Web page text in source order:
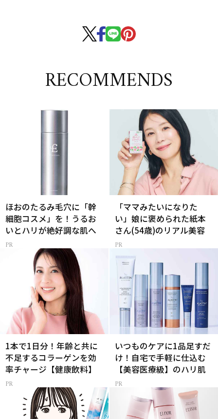
RECOMMENDS
ほおのたるみ毛穴に「幹
細胞コスメ」を！うるお
いとハリが絶好調な肌へ
「ママみたいになりた
い」娘に褒められた紙本
さん(54歳)のリアル美容
1本で1日分！年齢と共に
不足するコラーゲンを効
率チャージ【健康飲料】
いつものケアに1品足すだ
け！自宅で手軽に仕込む
【美容医療級】のハリ肌